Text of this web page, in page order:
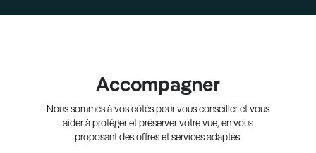
Accompagner
Nous sommes à vos côtés pour vous conseiller et vous
aider à protéger et préserver votre vue, en vous
proposant des offres et services adaptés.